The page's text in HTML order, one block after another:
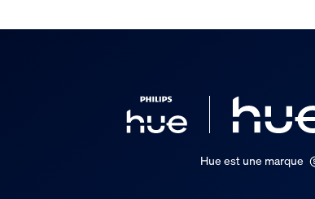
Hue est une marque